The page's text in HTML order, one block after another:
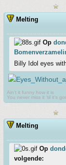
Melting
Op
Billy Idol eyes
Ain't it funny how it is
You never miss it 'til it's
Melting
Op
volgende: